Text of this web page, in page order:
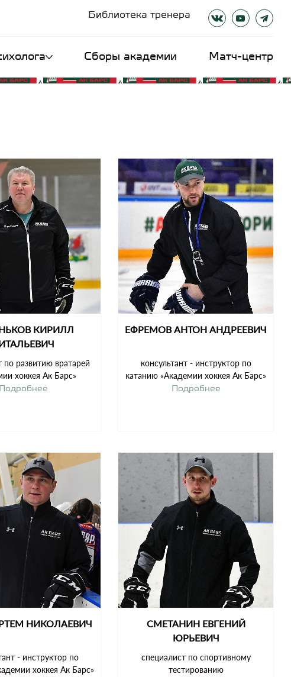
Библиотека тренера
Сборы академии Матч-центр
КИРИЛЛ
по развитию вратарей
хоккея Ак Барс»
Подробнее
ЕФРЕМОВ АНТОН АНДРЕЕВИЧ
консультант - инструктор по
катанию «Академии хоккея Ак Барс»
Подробнее
НИКОЛАЕВИЧ
- инструктор по
хоккея Ак Барс»
СМЕТАНИН ЕВГЕНИЙ
ЮРЬЕВИЧ
специалист по спортивному
тестированию